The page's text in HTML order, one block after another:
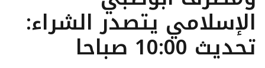
الإسلامي يتصدر الشراء:
تحديث 10:00 صباحا